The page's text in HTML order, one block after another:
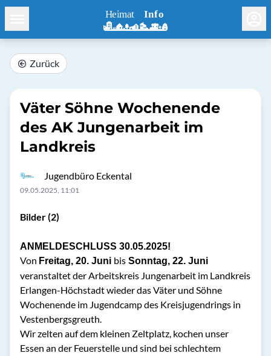
Zurück
Väter Söhne Wochenende
des AK Jungenarbeit im
Landkreis
Jugendbüro Eckental
09.05.2025, 11:01
Bilder (2)
ANMELDESCHLUSS 30.05.2025!
Von Freitag, 20. Juni bis Sonntag, 22. Juni
veranstaltet der Arbeitskreis Jungenarbeit im Landkreis
Erlangen-Höchstadt wieder das Väter und Söhne
Wochenende im Jugendcamp des Kreisjugendrings in
Vestenbergsgreuth.
Wir zelten auf dem kleinen Zeltplatz, kochen unser
Essen an der Feuerstelle und sind bei schlechtem